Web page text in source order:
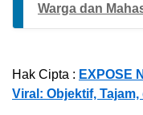
Warga dan
Hak Cipta : EXPOSE
Viral: Objektif,